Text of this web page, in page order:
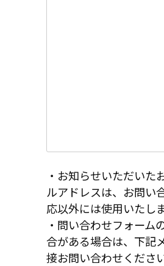
・お知らせいただいた
ルアドレスは、お問い
応以外には使用いたし
・問い合わせフォーム
合がある場合は、下記
接お問い合わせください